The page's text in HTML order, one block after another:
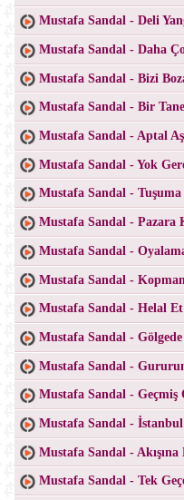
Mustafa Sandal - Deli
Mustafa Sandal - Daha
Mustafa Sandal - Bizi
Mustafa Sandal - Bir
Mustafa Sandal - Aptal
Mustafa Sandal - Yok
Mustafa Sandal - Tuşuma
Mustafa Sandal - Pazara
Mustafa Sandal -
Mustafa Sandal -
Mustafa Sandal - Helal Et
Mustafa Sandal - Gölgede
Mustafa Sandal -
Mustafa Sandal - Geçmiş
Mustafa Sandal - İstanbul
Mustafa Sandal - Akışına
Mustafa Sandal - Tek